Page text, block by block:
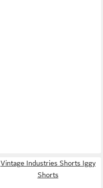
Vintage Industries Shorts Iggy
Shorts